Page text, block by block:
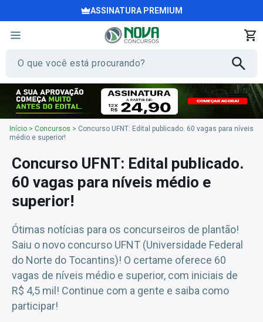
ASSINATURA PREMIUM
Início > Concursos > Concurso UFNT: Edital publicado. 60 vagas para níveis
médio e superior!
Concurso UFNT: Edital publicado.
60 vagas para níveis médio e
superior!
Ótimas notícias para os concurseiros de plantão!
Saiu o novo concurso UFNT (Universidade Federal
do Norte do Tocantins)! O certame oferece 60
vagas de níveis médio e superior, com iniciais de
R$ 4,5 mil! Continue com a gente e saiba como
participar!